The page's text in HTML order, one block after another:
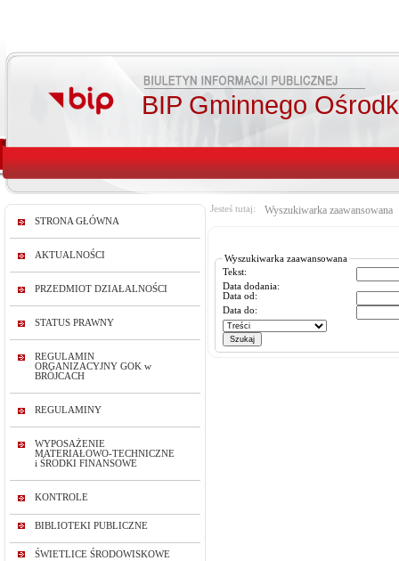
BIP Gminnego
STRONA GŁÓWNA
AKTUALNOŚCI
PRZEDMIOT DZIAŁALNOŚCI
STATUS PRAWNY
REGULAMIN
ORGANIZACYJNY GOK w
BRÓJCACH
REGULAMINY
WYPOSAŻENIE
MATERIAŁOWO-TECHNICZNE
i ŚRODKI FINANSOWE
KONTROLE
BIBLIOTEKI PUBLICZNE
ŚWIETLICE ŚRODOWISKOWE
Jesteś tutaj: Wyszukiwarka zaawansowana
Wyszukiwarka zaawansowana
Tekst:
Data dodania:
Data od:
Data do: